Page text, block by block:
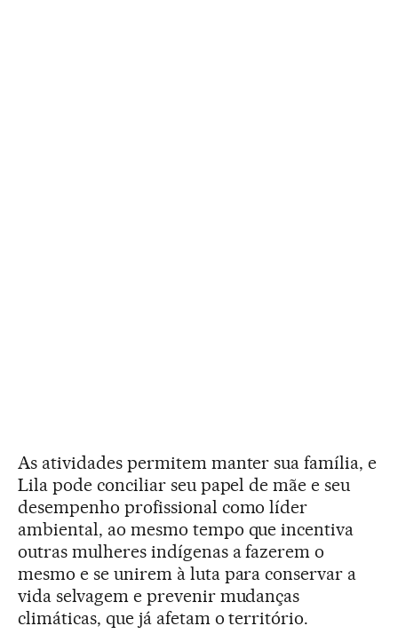
As atividades permitem manter sua família, e
Lila pode conciliar seu papel de mãe e seu
desempenho profissional como líder
ambiental, ao mesmo tempo que incentiva
outras mulheres indígenas a fazerem o
mesmo e se unirem à luta para conservar a
vida selvagem e prevenir mudanças
climáticas, que já afetam o território.